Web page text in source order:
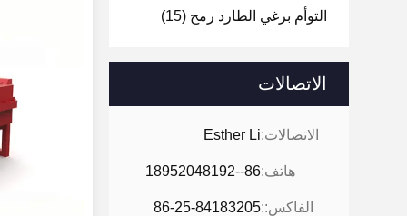
التوأم برغي الطارد رمح (15)
الاتصالات
الاتصالات:Esther Li
هاتف:86--18952048192
الفاكس::86-25-84183205